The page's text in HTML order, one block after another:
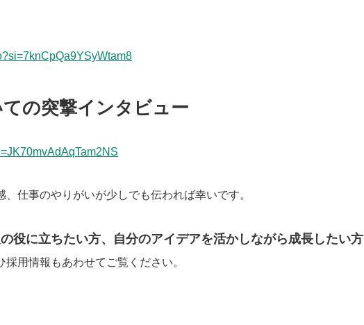
の突撃インタビュー
仕事のやりがいが少しでも伝われば幸いです。
役に立ちたい方、自分のアイデアを活かしながら成長したい方
用情報もあわせてご覧ください。